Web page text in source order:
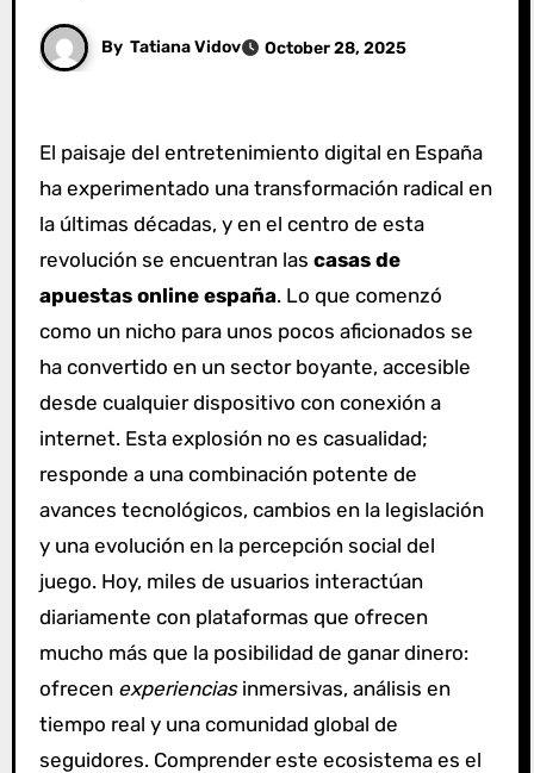
By Tatiana Vidov October 28, 2025
El paisaje del entretenimiento digital en España
ha experimentado una transformación radical en
la últimas décadas, y en el centro de esta
revolución se encuentran las casas de
apuestas online españa. Lo que comenzó
como un nicho para unos pocos aficionados se
ha convertido en un sector boyante, accesible
desde cualquier dispositivo con conexión a
internet. Esta explosión no es casualidad;
responde a una combinación potente de
avances tecnológicos, cambios en la legislación
y una evolución en la percepción social del
juego. Hoy, miles de usuarios interactúan
diariamente con plataformas que ofrecen
mucho más que la posibilidad de ganar dinero:
ofrecen experienciasinmersivas, análisis en
tiempo real y una comunidad global de
seguidores. Comprender este ecosistema es el